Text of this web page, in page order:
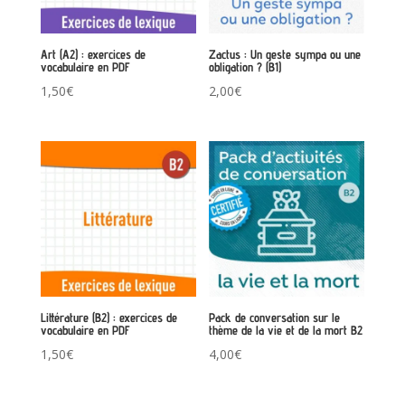
Art (A2) : exercices de
vocabulaire en PDF
1,50€
Zactus : Un geste sympa ou une
obligation ? (B1)
2,00€
Littérature (B2) : exercices de
vocabulaire en PDF
1,50€
Pack de conversation sur le
thème de la vie et de la mort B2
4,00€